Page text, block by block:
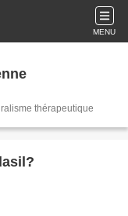
MENU
thérapeutique